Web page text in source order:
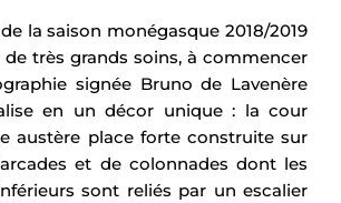
la saison monégasque 2018/2019
très grands soins, à commencer
signée Bruno de Lavenère
en un décor unique : la cour
austère place forte construite sur
et de colonnades dont les
sont reliés par un escalier